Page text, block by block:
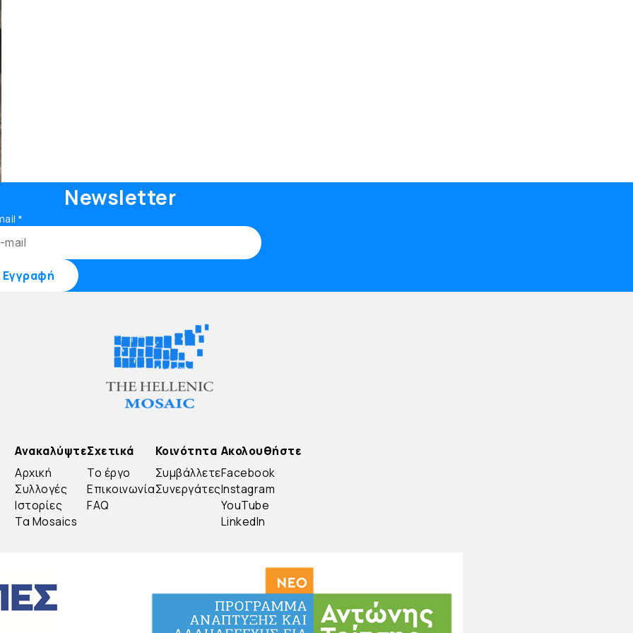
Newsletter
*
Ανακαλύψτε
Αρχική
Συλλογές
Ιστορίες
Τα Mosaics
Σχετικά
Το έργο
Επικοινωνία
FAQ
Κοινότητα
Συμβάλλετε
Συνεργάτες
Ακολουθήστε
Facebook
Instagram
YouTube
LinkedIn